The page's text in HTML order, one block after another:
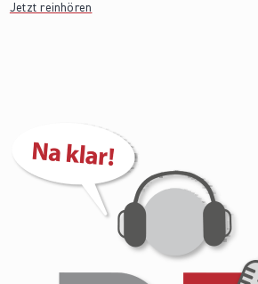
Jetzt reinhören